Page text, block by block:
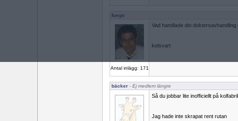
fuego
Antal inlägg: 171
Vad handlade din doktersavhandling
kolsvart
bäcker - Ej medlem längre
Så du jobbar lite inofficiellt på
Jag hade inte skrapat rent rutan